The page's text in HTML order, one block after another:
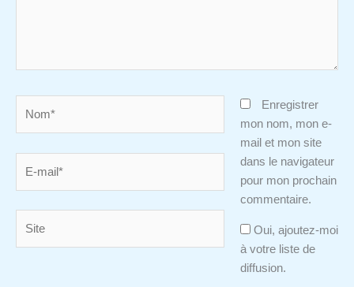
Enregistrer
mon nom, mon e-
mail et mon site
dans le navigateur
pour mon prochain
commentaire.
Oui, ajoutez-moi
à votre liste de
diffusion.